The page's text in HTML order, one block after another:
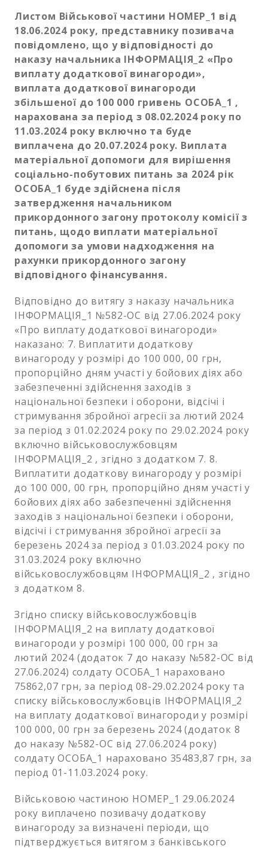
Листом Військової частини НОМЕР_1 від
18.06.2024 року, представнику позивача
повідомлено, що у відповідності до
наказу начальника ІНФОРМАЦІЯ_2 «Про
виплату додаткової винагороди»,
виплата додаткової винагороди
збільшеної до 100 000 гривень ОСОБА_1 ,
нарахована за період з 08.02.2024 року по
11.03.2024 року включно та буде
виплачена до 20.07.2024 року. Виплата
матеріальної допомоги для вирішення
соціально-побутових питань за 2024 рік
ОСОБА_1 буде здійснена після
затвердження начальником
прикордонного загону протоколу комісії з
питань, щодо виплати матеріальної
допомоги за умови надходження на
рахунки прикордонного загону
відповідного фінансування.
Відповідно до витягу з наказу начальника
ІНФОРМАЦІЯ_1 №582-ОС від 27.06.2024 року
«Про виплату додаткової винагороди»
наказано: 7. Виплатити додаткову
винагороду у розмірі до 100 000, 00 грн,
пропорційно дням участі у бойових діях або
забезпеченні здійснення заходів з
національної безпеки і оборони, відсічі і
стримування збройної агресії за лютий 2024
за період з 01.02.2024 року по 29.02.2024 року
включно військовослужбовцям
ІНФОРМАЦІЯ_2 , згідно з додатком 7. 8.
Виплатити додаткову винагороду у розмірі
до 100 000, 00 грн, пропорційно дням участі у
бойових діях або забезпеченні здійснення
заходів з національної безпеки і оборони,
відсічі і стримування збройної агресії за
березень 2024 за період з 01.03.2024 року по
31.03.2024 року включно
військовослужбовцям ІНФОРМАЦІЯ_2 , згідно
з додатком 8.
Згідно списку військовослужбовців
ІНФОРМАЦІЯ_2 на виплату додаткової
винагороди у розмірі 100 000, 00 грн за
лютий 2024 (додаток 7 до наказу №582-ОС від
27.06.2024) солдату ОСОБА_1 нараховано
75862,07 грн, за період 08-29.02.2024 року та
списку військовослужбовців ІНФОРМАЦІЯ_2
на виплату додаткової винагороди у розмірі
100 000, 00 грн за березень 2024 (додаток 8
до наказу №582-ОС від 27.06.2024 року)
солдату ОСОБА_1 нараховано 35483,87 грн, за
період 01-11.03.2024 року.
Військовою частиною НОМЕР_1 29.06.2024
року виплачено позивачу додаткову
винагороду за визначені періоди, що
підтверджується витягом з банківського